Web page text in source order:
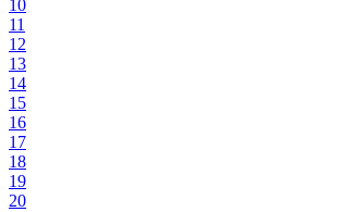
10
11
12
13
14
15
16
17
18
19
20